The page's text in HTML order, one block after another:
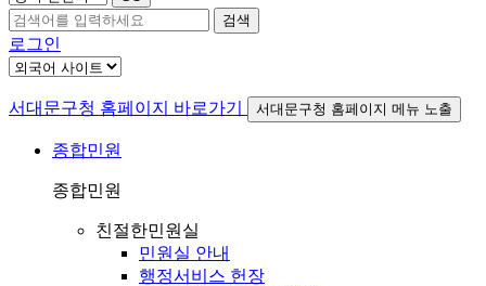
검색
로그인
서대문구청 홈페이지 바로가기 서대문구청 홈페이지 메뉴 노출
종합민원
종합민원
친절한민원실
민원실 안내
행정서비스 헌장